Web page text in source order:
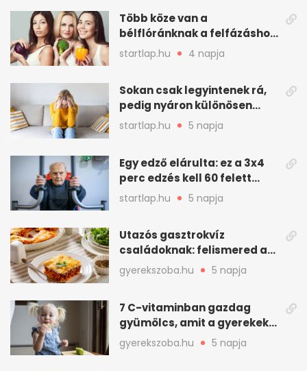
Több köze van a
bélflóránknak a felfázáshoz,
mint hinnénk – Így védhetjük
nyáron a húgyutakat (x)
startlap.hu 4 napja
Sokan csak legyintenek rá,
pedig nyáron különösen
gyakran jelentkezik ez a
kellemetlen betegség
startlap.hu 5 napja
Egy edző elárulta: ez a 3x4
perc edzés kell 60 felett
mindenkinek
startlap.hu 5 napja
Utazós gasztrokvíz
családoknak: felismered az
asadót és társait?
gyerekszoba.hu 5 napja
7 C-vitaminban gazdag
gyümölcs, amit a gyerekek
is szívesen megesznek
gyerekszoba.hu 5 napja